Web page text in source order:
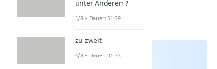
unter Anderem?
5/8 – Dauer: 01:39
zu zweit
6/8 – Dauer: 01:33